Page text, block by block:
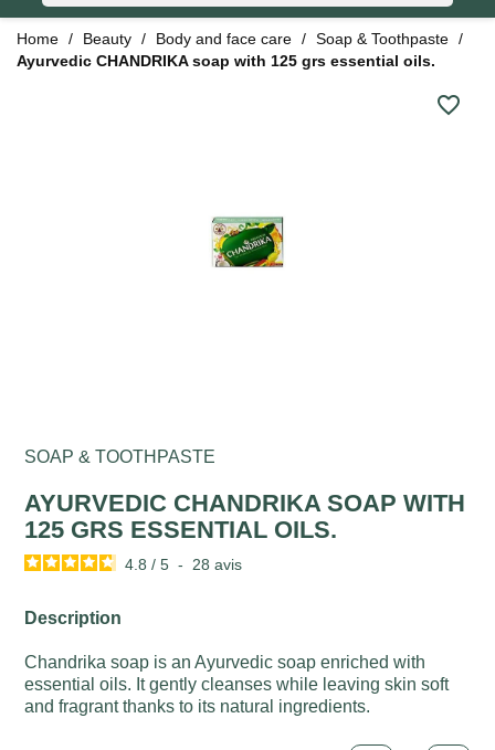
Home Beauty Body and face care
Soap & Toothpaste
Ayurvedic CHANDRIKA soap with 125 grs essential oils.
favorite_border
SOAP & TOOTHPASTE
AYURVEDIC CHANDRIKA SOAP WITH
125 GRS ESSENTIAL OILS.
4.8 / 5 - 28avis
Description
Chandrika soap is an Ayurvedic soap enriched with
essential oils. It gently cleanses while leaving skin soft
and fragrant thanks to its natural ingredients.